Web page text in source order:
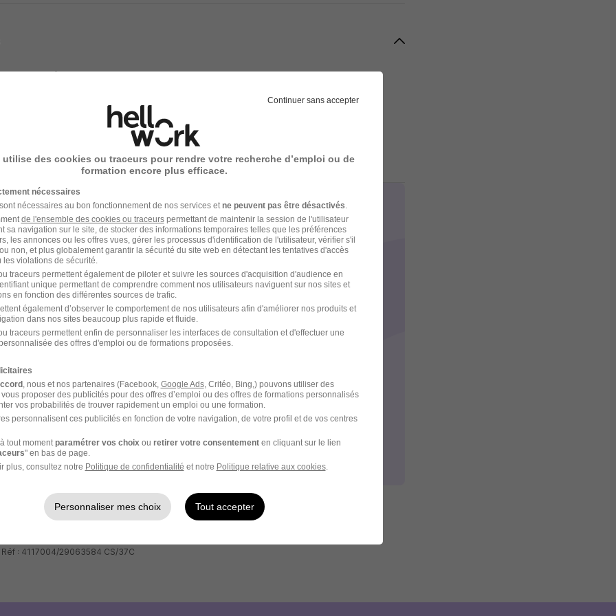
ou paniers repas
neufs ou récents
adapté et personnalisé
prévoyance d'entreprise
recrutement
peuvent varier selon l'offre à laquelle vous postulez.
préqualification téléphonique par le service recrutement
de la candidature à la partie opérationnelle pour validation
dans l'une de nos agences
postes : cas pratique où test technique
ou négatif sur votre candidature
contrat avant démarrage
: 4117004/29063584 CS/37C
Continuer sans accepter
utilise des cookies ou traceurs pour rendre votre recherche d’emploi ou de
formation encore plus efficace.
nécessaires
nécessaires au bon fonctionnement de nos services et ne peuvent pas être désactivés
de l'ensemble des cookies ou traceurspermettant de maintenir la session de l'utilisateur
sa navigation sur le site, de stocker des informations temporaires telles que les préférences
les annonces ou les offres vues, gérer les processus d'identification de l'utilisateur, vérifier s'il
non, et plus globalement garantir la sécurité du site web en détectant les tentatives d'accès
violations de sécurité.
traceurs permettent également de piloter et suivre les sources d'acquisition d'audience en
unique permettant de comprendre comment nos utilisateurs naviguent sur nos sites et
en fonction des différentes sources de trafic.
également d’observer le comportement de nos utilisateurs afin d'améliorer nos produits et
dans nos sites beaucoup plus rapide et fluide.
traceurs permettent enfin de personnaliser les interfaces de consultation et d'effectuer une
des offres d'emploi ou de formations proposées.
, nous et nos partenaires (Facebook, Google Ads, Critéo, Bing,) pouvons utiliser des
proposer des publicités pour des offres d’emploi ou des offres de formations personnalisés
vos probabilités de trouver rapidement un emploi ou une formation.
personnalisent ces publicités en fonction de votre navigation, de votre profil et de vos centres
tout moment paramétrer vos choix ou retirer votre consentementen cliquant sur le lien
" en bas de page.
plus, consultez notre Politique de confidentialité et notre Politique relative aux cookies.
Personnaliser mes choix Tout accepter